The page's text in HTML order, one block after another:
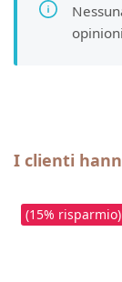
Salta la galleria
I clienti
(15% risparmio)